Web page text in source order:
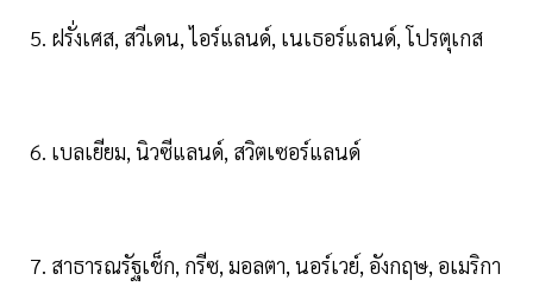
5. ฝรั่งเศส, สวีเดน, ไอร์แลนด์, เนเธอร์แลนด์, โปรตุเกส
6. เบลเยียม, นิวซีแลนด์, สวิตเซอร์แลนด์
7. สาธารณรัฐเช็ก, กรีซ, มอลตา, นอร์เวย์, อังกฤษ, อเมริกา